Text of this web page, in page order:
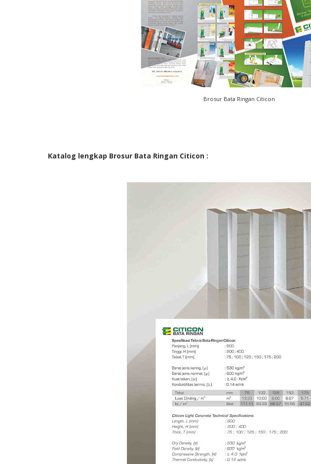
Brosur Bata Ringan Citicon
Katalog lengkap Brosur Bata Ringan Citicon :